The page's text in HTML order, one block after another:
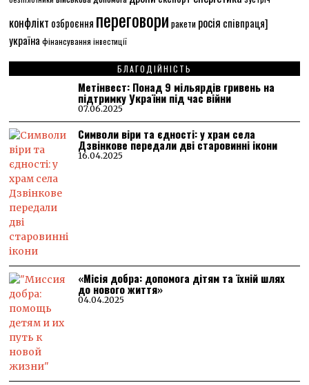
конфлікт озброєння переговори ракети росія співпраця]
україна фінансування інвестиції
БЛАГОДІЙНІСТЬ
Метінвест: Понад 9 мільярдів гривень на
підтримку України під час війни
07.06.2025
Символи віри та єдності: у храм села
Дзвінкове передали дві старовинні ікони
16.04.2025
«Місія добра: допомога дітям та їхній шлях
до нового життя»
04.04.2025